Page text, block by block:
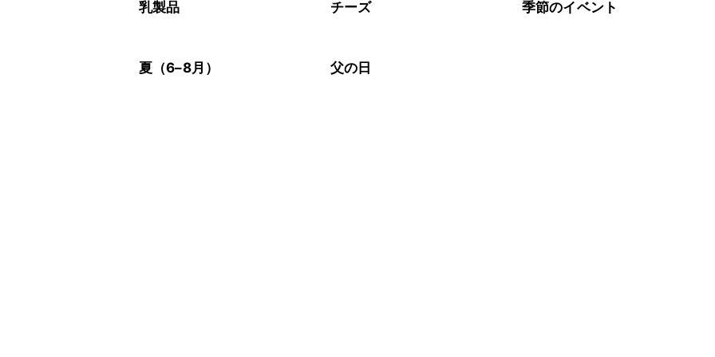
※日持ちは目安です。
乳製品 チーズ 季節のイベント
夏（6–8月） 父の日